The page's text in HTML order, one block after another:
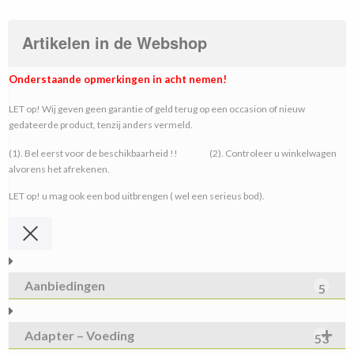
Artikelen in de Webshop
Onderstaande opmerkingen in acht nemen!
LET op! Wij geven geen garantie of geld terug op een occasion of nieuw
gedateerde product, tenzij anders vermeld.
(1). Bel eerst voor de beschikbaarheid !! (2). Controleer u winkelwagen
alvorens het afrekenen.
LET op! u mag ook een bod uitbrengen ( wel een serieus bod).
Aanbiedingen 5
Adapter – Voeding 53